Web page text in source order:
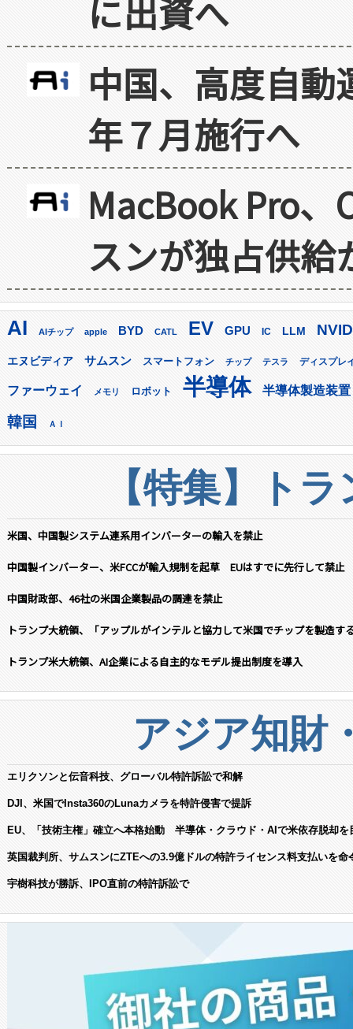
に出資へ
中国、高度自
年７月施行へ
MacBook Pro
スンが独占供給
AI AIチップ apple BYD CATL EV GPU IC LLM
エヌビディア サムスン スマートフォン チップ テスラ ディスプレ
ファーウェイ メモリ ロボット 半導体 半導体製造装置
韓国 ＡＩ
【特集】ト
米国、中国製システム連系用インバーターの輸入を禁止
中国製インバーター、米FCCが輸入規制を起草 EUはすでに先行して禁止
中国財政部、46社の米国企業製品の調達を禁止
トランプ大統領、「アップルがインテルと協力して米国でチップを製造す
トランプ米大統領、AI企業による自主的なモデル提出制度を導入
アジア知財
エリクソンと伝音科技、グローバル特許訴訟で和解
DJI、米国でInsta360のLunaカメラを特許侵害で提訴
EU、「技術主権」確立へ本格始動 半導体・クラウド・AIで米依存脱却を
英国裁判所、サムスンにZTEへの3.9億ドルの特許ライセンス料支払いを命
宇樹科技が勝訴、IPO直前の特許訴訟で